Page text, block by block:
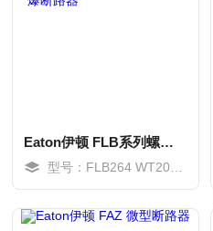
Eaton伊顿 FLB系列螺纹盖防爆断路器
型号：FLB264 WT200 3